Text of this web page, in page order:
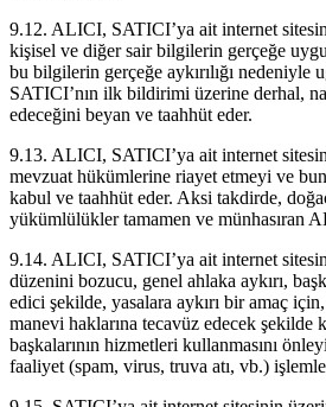
9.12. ALICI, SATICI’ya ait internet
kişisel ve diğer sair bilgilerin gerçeğe
bu bilgilerin gerçeğe aykırılığı nedeniyle
SATICI’nın ilk bildirimi üzerine derhal,
edeceğini beyan ve taahhüt eder.
9.13. ALICI, SATICI’ya ait internet
mevzuat hükümlerine riayet etmeyi ve
kabul ve taahhüt eder. Aksi takdirde,
yükümlülükler tamamen ve münhasıran
9.14. ALICI, SATICI’ya ait internet
düzenini bozucu, genel ahlaka aykırı,
edici şekilde, yasalara aykırı bir amaç
manevi haklarına tecavüz edecek şekilde
başkalarının hizmetleri kullanmasını
faaliyet (spam, virus, truva atı, vb.)